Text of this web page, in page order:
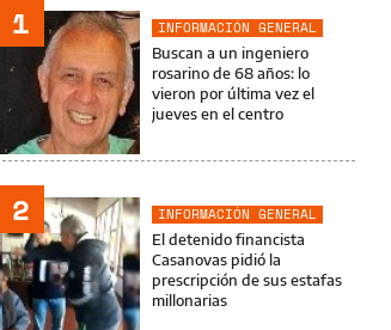
1
INFORMACIÓN GENERAL
Buscan a un ingeniero
rosarino de 68 años: lo
vieron por última vez el
jueves en el centro
2
INFORMACIÓN GENERAL
El detenido financista
Casanovas pidió la
prescripción de sus estafas
millonarias